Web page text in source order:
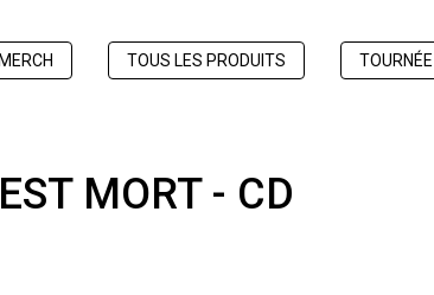
MERCH TOUS LES PRODUITS TOURNÉE
MORT - CD